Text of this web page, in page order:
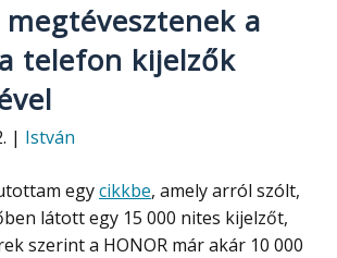
megtévesztenek a
telefon kijelzők
| István
egycikkbe, amely arról szólt,
látott egy 15 000 nites kijelzőt,
szerint a HONOR már akár 10 000